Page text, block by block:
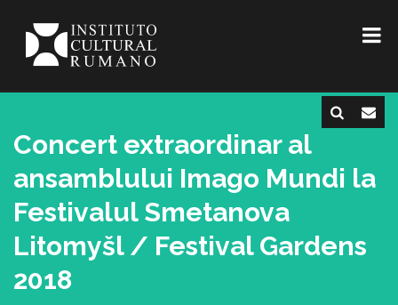
Concert extraordinar al
ansamblului Imago Mundi la
Festivalul Smetanova
Litomyšl / Festival Gardens
2018